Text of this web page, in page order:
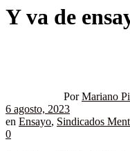
Y va de
Por Mariano
6 agosto, 2023
en Ensayo, Sindicados
0